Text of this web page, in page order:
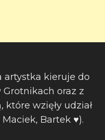
artystka kieruje do
oraz z
wzięły udział
Bartek ♥️).